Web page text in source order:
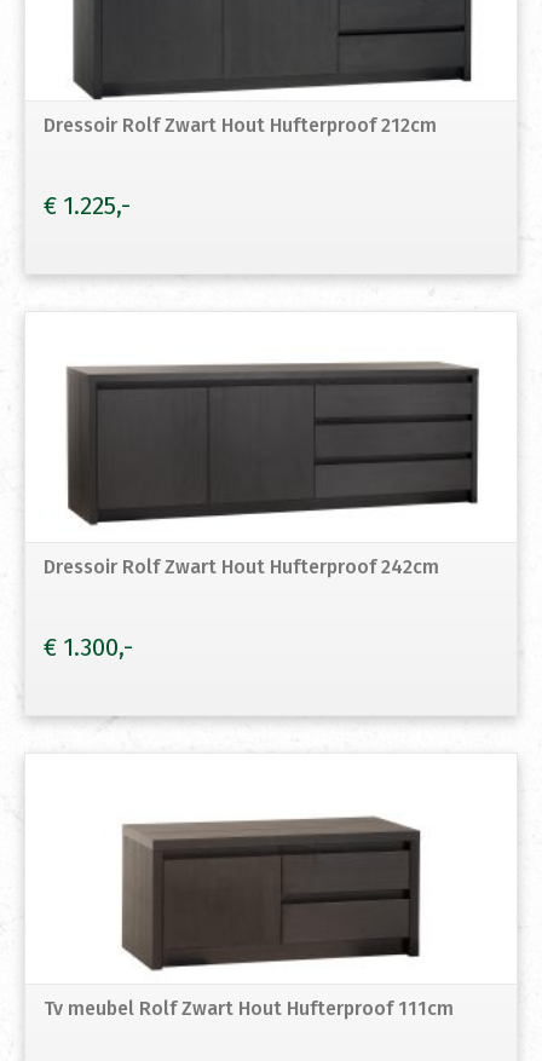
Dressoir Rolf Zwart Hout Hufterproof 212cm
€ 1.225
Dressoir Rolf Zwart Hout Hufterproof 242cm
€ 1.300
Tv meubel Rolf Zwart Hout Hufterproof 111cm